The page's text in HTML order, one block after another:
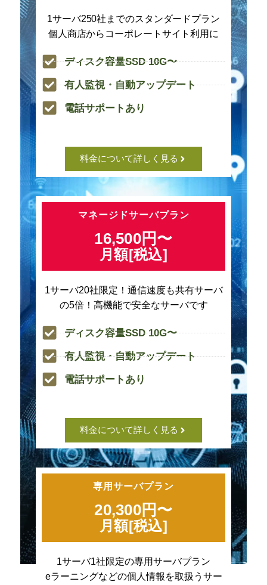
1サーバ250社までのスタンダードプラン
個人商店からコーポレートサイト利用に
ディスク容量SSD 10G〜
有人監視・自動アップデート
電話サポートあり
料金について詳しく見る
マネージドサーバプラン
16,500円〜
月額[税込]
1サーバ20社限定！通信速度も共有サーバ
の5倍！高機能で安全なサーバです
ディスク容量SSD 10G〜
有人監視・自動アップデート
電話サポートあり
料金について詳しく見る
専用サーバプラン
20,300円〜
月額[税込]
1サーバ1社限定の専用サーバプラン
eラーニングなどの個人情報を取扱うサー